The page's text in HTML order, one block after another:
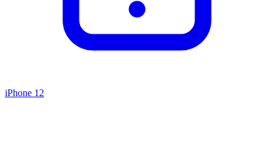
iPhone 12